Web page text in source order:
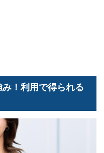
！利用で得られる